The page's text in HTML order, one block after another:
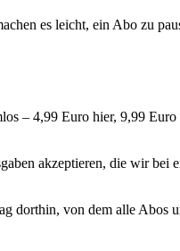
es leicht, ein Abo zu
– 4,99 Euro hier, 9,99
akzeptieren, die wir bei
dorthin, von dem alle Abos